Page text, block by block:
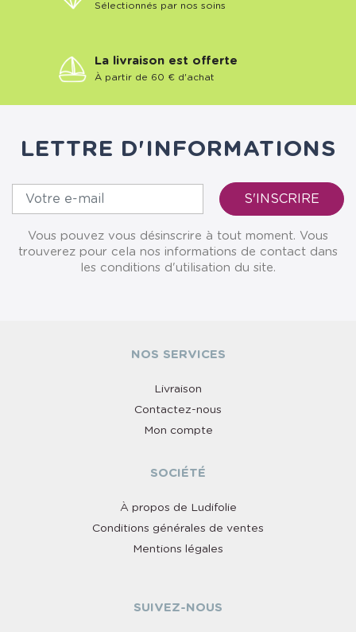
Sélectionnés par nos soins
La livraison est offerte
À partir de 60 € d'achat
LETTRE D'INFORMATIONS
Vous pouvez vous désinscrire à tout moment. Vous
trouverez pour cela nos informations de contact dans
les conditions d'utilisation du site.
NOS SERVICES
Livraison
Contactez-nous
Mon compte
SOCIÉTÉ
À propos de Ludifolie
Conditions générales de ventes
Mentions légales
SUIVEZ-NOUS